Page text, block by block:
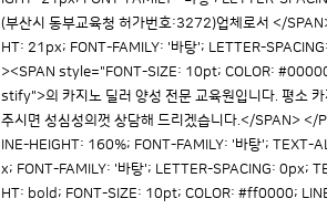
(부산시 동부교육청 허가번호:3272)업체로서 </
HT: 21px; FONT-FAMILY: '바탕'; LETTER-
><SPAN style="FONT-SIZE: 10pt; COLOR:
stify">의 카지노 딜러 양성 전문 교육원입니다. 평소
주시면 성심성의껏 상담해 드리겠습니다.</SPAN>
INE-HEIGHT: 160%; FONT-FAMILY: '바탕';
x; FONT-FAMILY: '바탕'; LETTER-SPACING: 0px;
HT: bold; FONT-SIZE: 10pt; COLOR: #ff0000;